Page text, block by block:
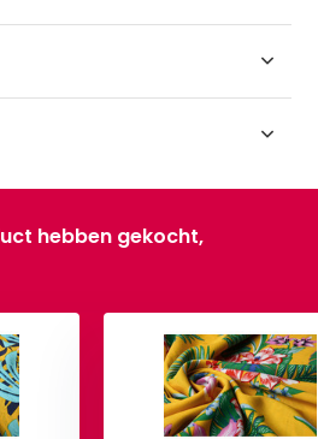
hebben gekocht,